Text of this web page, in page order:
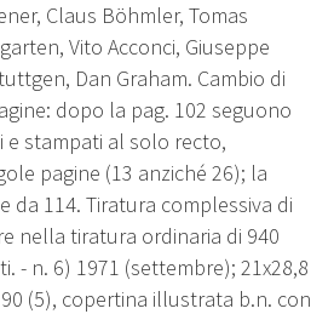
Claus Böhmler, Tomas
Vito Acconci, Giuseppe
Dan Graham. Cambio di
dopo la pag. 102 seguono
stampati al solo recto,
pagine (13 anziché 26); la
da 114. Tiratura complessiva di
nella tiratura ordinaria di 940
- n. 6) 1971 (settembre); 21x28,8
(5), copertina illustrata b.n. con